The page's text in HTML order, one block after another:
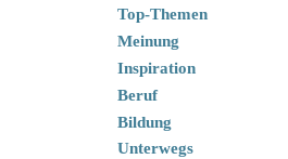
Top-Themen
Meinung
Inspiration
Beruf
Bildung
Unterwegs